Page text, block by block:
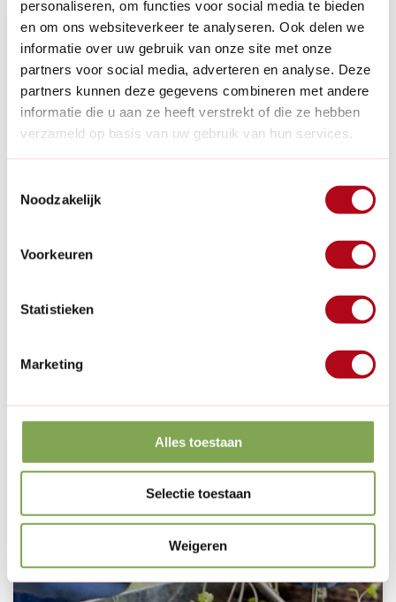
personaliseren, om functies voor social media te bieden
en om ons websiteverkeer te analyseren. Ook delen we
informatie over uw gebruik van onze site met onze
partners voor social media, adverteren en analyse. Deze
partners kunnen deze gegevens combineren met andere
informatie die u aan ze heeft verstrekt of die ze hebben
verzameld op basis van uw gebruik van hun services.
Noodzakelijk
Voorkeuren
Statistieken
Marketing
Alles toestaan
Selectie toestaan
Weigeren
Steeds meer mensen kiezen ervoor om groente, fruit,
keus een stuk makkelijker. Dit zijn de voordelen........